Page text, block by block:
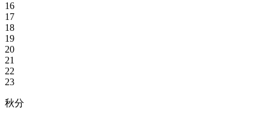
16
17
18
19
20
21
22
23
秋分